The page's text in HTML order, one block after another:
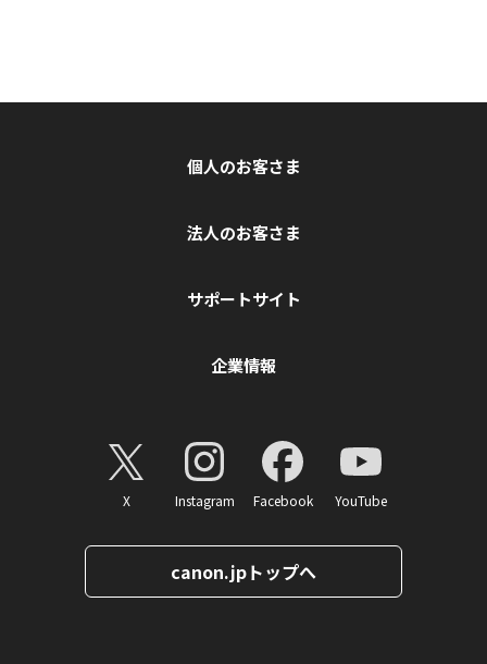
個人のお客さま
法人のお客さま
サポートサイト
企業情報
X Instagram Facebook YouTube
canon.jpトップへ